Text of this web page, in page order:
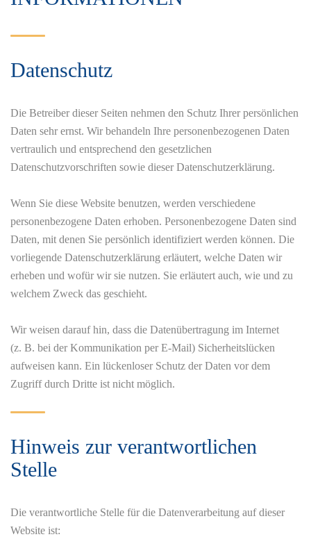
Datenschutz
Die Betreiber dieser Seiten nehmen den Schutz Ihrer persönlichen
Daten sehr ernst. Wir behandeln Ihre personenbezogenen Daten
vertraulich und entsprechend den gesetzlichen
Datenschutzvorschriften sowie dieser Datenschutzerklärung.
Wenn Sie diese Website benutzen, werden verschiedene
personenbezogene Daten erhoben. Personenbezogene Daten sind
Daten, mit denen Sie persönlich identifiziert werden können. Die
vorliegende Datenschutzerklärung erläutert, welche Daten wir
erheben und wofür wir sie nutzen. Sie erläutert auch, wie und zu
welchem Zweck das geschieht.
Wir weisen darauf hin, dass die Datenübertragung im Internet
(z. B. bei der Kommunikation per E-Mail) Sicherheitslücken
aufweisen kann. Ein lückenloser Schutz der Daten vor dem
Zugriff durch Dritte ist nicht möglich.
Hinweis zur verantwortlichen
Stelle
Die verantwortliche Stelle für die Datenverarbeitung auf dieser
Website ist: